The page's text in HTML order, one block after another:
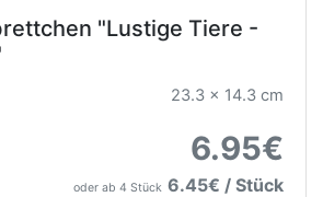
"Lustige Tiere -
23.3 x 14.3 cm
6.95€
oder ab 4 Stück 6.45€ / Stück